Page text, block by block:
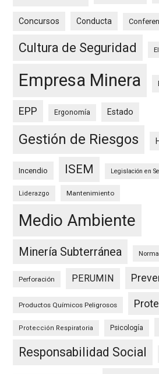
Concursos Conducta
Cultura de Seguridad
Empresa Minera
EPP Ergonomía Estado
Gestión de Riesgos
Incendio ISEM Legislación en
Liderazgo Mantenimiento
Medio Ambiente
Minería Subterránea
Perforación PERUMIN
Productos Químicos Peligrosos
Protección Respiratoria Psicología
Responsabilidad Social